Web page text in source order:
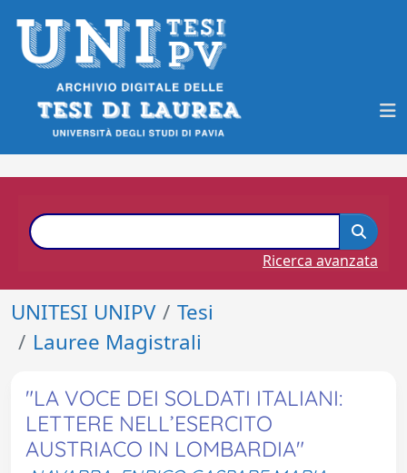
Ricerca avanzata
UNITESI UNIPV
Tesi
Lauree Magistrali
"LA VOCE DEI SOLDATI ITALIANI:
LETTERE NELL’ESERCITO
AUSTRIACO IN LOMBARDIA"